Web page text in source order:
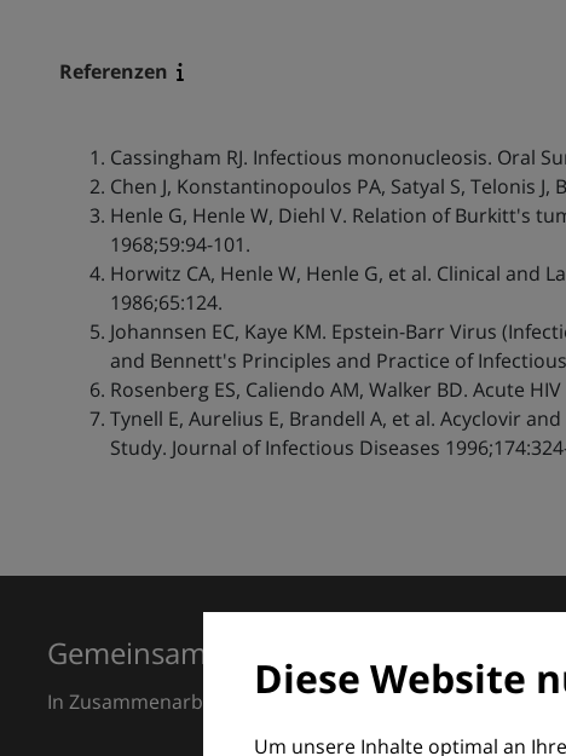
Referenzen
Cassingham RJ. Infectious mononucleosis. Oral
Chen J, Konstantinopoulos PA, Satyal S, Telonis
Henle G, Henle W, Diehl V. Relation of Burkitt's
1968;59:94-101.
Horwitz CA, Henle W, Henle G, et al. Clinical
1986;65:124.
Johannsen EC, Kaye KM. Epstein-Barr Virus
and Bennett's Principles and Practice of
Rosenberg ES, Caliendo AM, Walker BD. Acute
Tynell E, Aurelius E, Brandell A, et al. Acyclovir
Study. Journal of Infectious Diseases
Diese Website
Um unsere Inhalte optimal an
Gemeinsam für Exzellenz in der
In Zusammenarbeit mit dem European Dermatology